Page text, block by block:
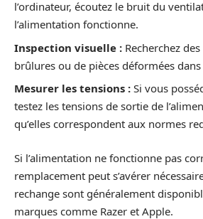
l’ordinateur, écoutez le bruit du
l’alimentation fonctionne.
Inspection visuelle : Recherchez
brûlures ou de pièces déformées dans
Mesurer les tensions : Si vous
testez les tensions de sortie de
qu’elles correspondent aux normes
Si l’alimentation ne fonctionne pas
remplacement peut s’avérer
rechange sont généralement
marques comme Razer et Apple.